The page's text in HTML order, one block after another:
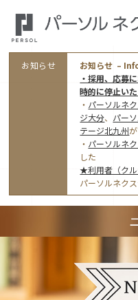
オフィス案内・アクセス
アクセストップ
福岡オフィス
鹿児島オフィス
事業モデルと仕事内容
ワークスタイル
指定就労継続支援Ａ型事
利用者（クルー）募集
お知らせ
お知らせ –
・採用、応募
時的に停止い
・ パーソルネ
ジ大分、 パー
テージ北九州
・ パーソルネ
した
★利用者（ク
パーソルネク